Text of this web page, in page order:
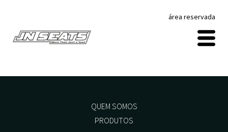
área reservada
QUEM SOMOS
PRODUTOS